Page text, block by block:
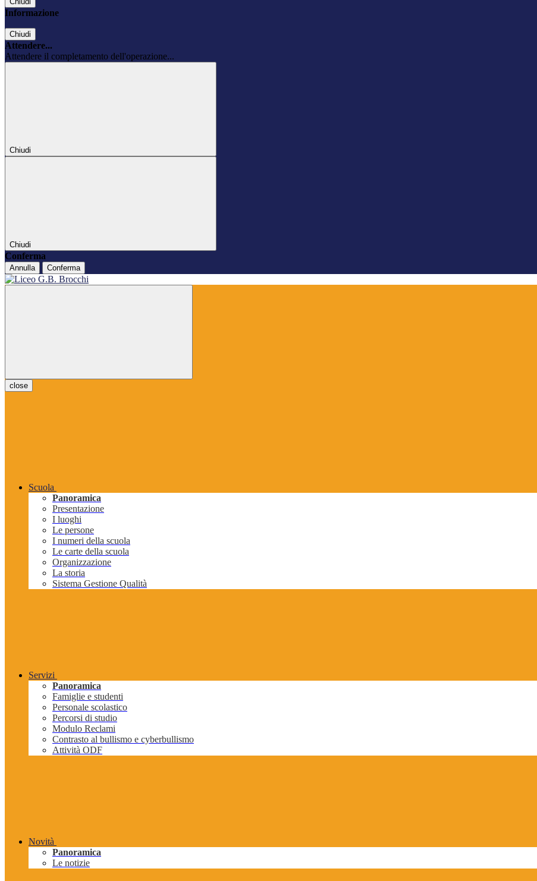
Informazione
Chiudi
Attendere...
Attendere il completamento dell'operazione...
Chiudi
Chiudi
Conferma
Annulla Conferma
close
Scuola
Panoramica
Presentazione
I luoghi
Le persone
I numeri della scuola
Le carte della scuola
Organizzazione
La storia
Sistema Gestione Qualità
Servizi
Panoramica
Famiglie e studenti
Personale scolastico
Percorsi di studio
Modulo Reclami
Contrasto al bullismo e cyberbullismo
Attività ODF
Novità
Panoramica
Le notizie